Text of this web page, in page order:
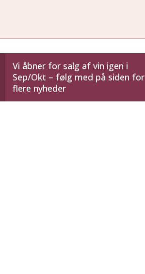
Vi åbner for salg af vin igen i
Sep/Okt – følg med på siden for
flere nyheder